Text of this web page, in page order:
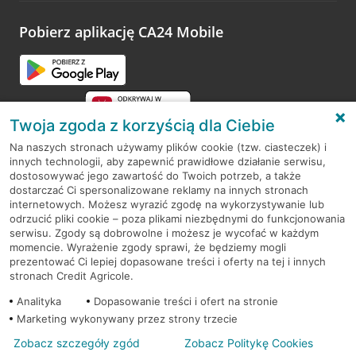
opinie.
Pobierz aplikację CA24 Mobile
RODO
Regulamin serwisu
Mapa serwisu
PolitykaCookies
© 2026 Credit Agricole Bank Polska S.A. Wszelkie prawa zastrzeżone
Twoja zgoda z korzyścią dla Ciebie
Na naszych stronach używamy plików cookie (tzw. ciasteczek) i
innych technologii, aby zapewnić prawidłowe działanie serwisu,
dostosowywać jego zawartość do Twoich potrzeb, a także
dostarczać Ci spersonalizowane reklamy na innych stronach
internetowych. Możesz wyrazić zgodę na wykorzystywanie lub
odrzucić pliki cookie – poza plikami niezbędnymi do funkcjonowania
serwisu. Zgody są dobrowolne i możesz je wycofać w każdym
momencie. Wyrażenie zgody sprawi, że będziemy mogli
prezentować Ci lepiej dopasowane treści i oferty na tej i innych
stronach Credit Agricole.
Analityka
Dopasowanie treści i ofert na stronie
Marketing wykonywany przez strony trzecie
Zobacz szczegóły zgód Zobacz Politykę Cookies